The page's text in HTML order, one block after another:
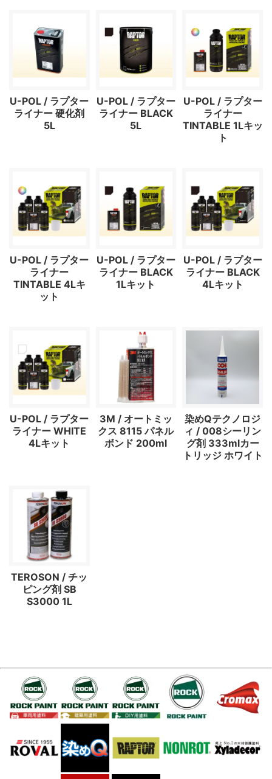
U-POL / ラプター
ライナー 硬化剤
5L
U-POL / ラプター
ライナー BLACK
5L
U-POL / ラプター
ライナー
TINTABLE 1Lキッ
ト
U-POL / ラプター
ライナー
TINTABLE 4Lキ
ット
U-POL / ラプター
ライナー BLACK
1Lキット
U-POL / ラプター
ライナー BLACK
4Lキット
U-POL / ラプター
ライナー WHITE
4Lキット
3M / オートミッ
クス 8115 パネル
ボンド 200ml
染めQテクノロジ
ィ / 008シーリン
グ剤 333mlカー
トリッジ ホワイト
TEROSON / チッ
ピング剤 SB
S3000 1L